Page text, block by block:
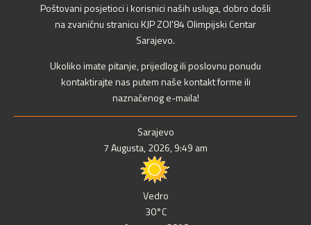
Poštovani posjetioci i korisnici naših usluga, dobro došli
na zvaničnu stranicu KJP ZOI'84 Olimpijski Centar
Sarajevo.
Ukoliko imate pitanje, prijedlog ili poslovnu ponudu
kontaktirajte nas putem naše kontakt forme ili
naznačenog e-maila!
Sarajevo
7 Augusta, 2026, 9:49 am
Vedro
30°C